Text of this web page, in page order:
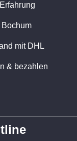
mit DHL
& bezahlen